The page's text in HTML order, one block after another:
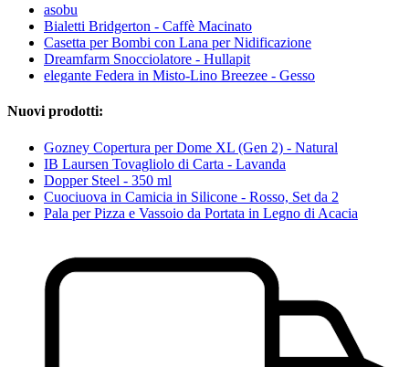
asobu
Bialetti Bridgerton - Caffè Macinato
Casetta per Bombi con Lana per Nidificazione
Dreamfarm Snocciolatore - Hullapit
elegante Federa in Misto-Lino Breezee - Gesso
Nuovi prodotti:
Gozney Copertura per Dome XL (Gen 2) - Natural
IB Laursen Tovagliolo di Carta - Lavanda
Dopper Steel - 350 ml
Cuociuova in Camicia in Silicone - Rosso, Set da 2
Pala per Pizza e Vassoio da Portata in Legno di Acacia